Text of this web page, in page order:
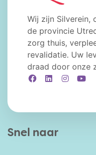
Wij zijn Silverein,
de provincie
zorg thuis,
revalidatie. Uw
draad door onze
FacebookLinkedIn
Snel naar